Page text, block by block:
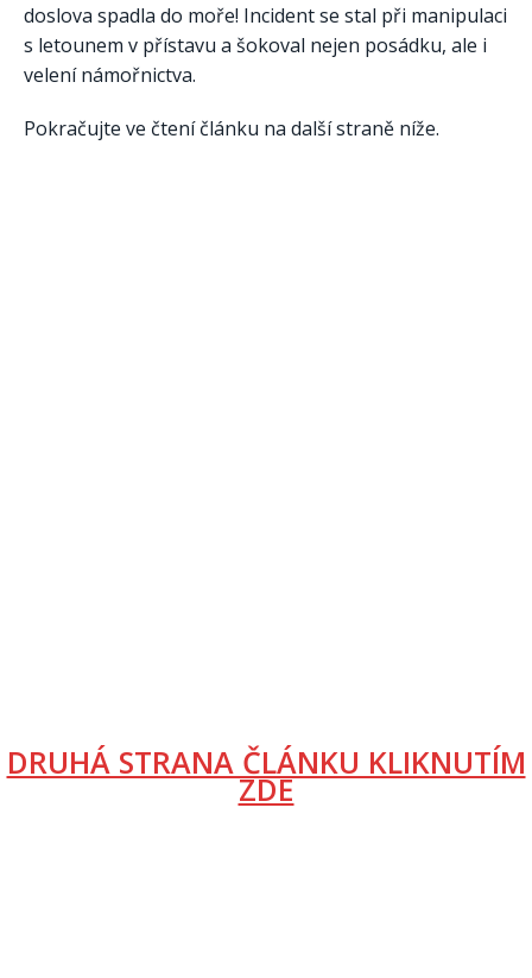
doslova spadla do moře! Incident se stal při manipulaci
s letounem v přístavu a šokoval nejen posádku, ale i
velení námořnictva.
Pokračujte ve čtení článku na další straně níže.
DRUHÁ STRANA ČLÁNKU KLIKNUTÍM
ZDE